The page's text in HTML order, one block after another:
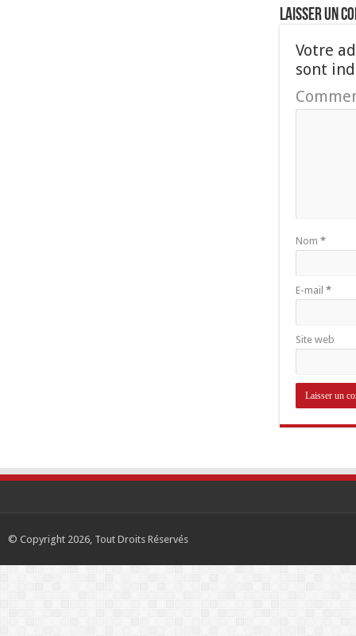
Laisser un
Votre
sont
Nom *
E-mail *
Site web
© Copyright 2026, Tout Droits Réservés